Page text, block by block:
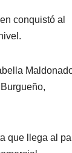
conquistó al
que llega al